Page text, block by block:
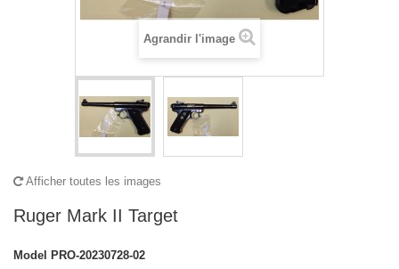
Agrandir l'image
Afficher toutes les images
Ruger Mark II Target
Model
PRO-20230728-02